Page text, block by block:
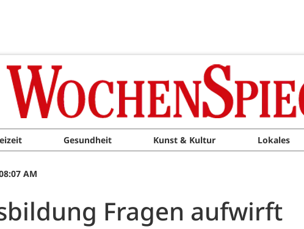
Gesundheit Kunst & Kultur Lokales
AM
Fragen aufwirft